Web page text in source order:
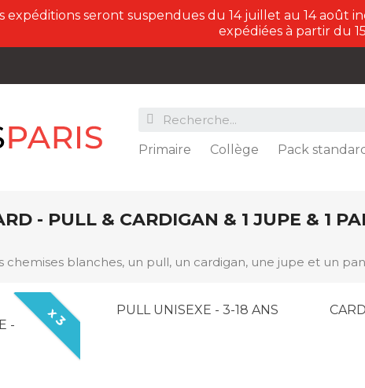
seront suspendues du 14 juillet au 14 août
expédiées à partir du
Primaire Collège Pack
- PULL & CARDIGAN & 1 JUPE & 1
chemises blanches, un pull, un cardigan, une jupe et un
x 3
-
PULL UNISEXE - 3-18 ANS